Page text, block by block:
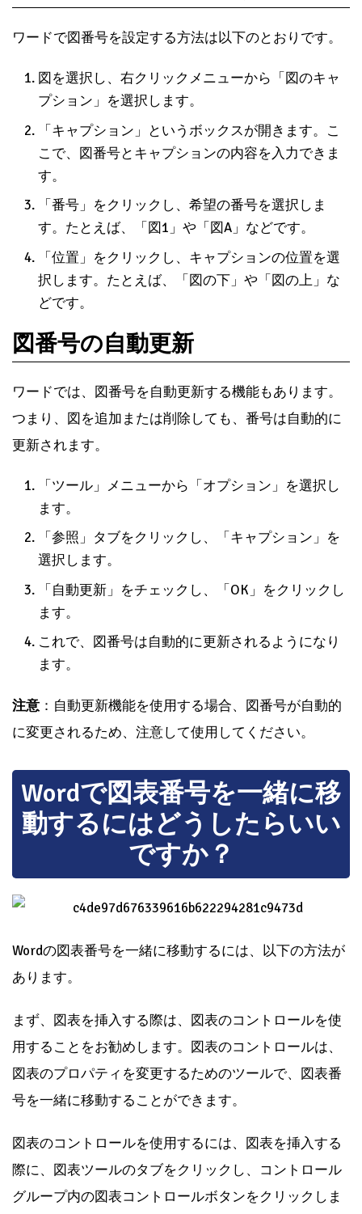
ワードで図番号を設定する方法は以下のとおりです。
図を選択し、右クリックメニューから「図のキャ
プション」を選択します。
「キャプション」というボックスが開きます。こ
こで、図番号とキャプションの内容を入力できま
す。
「番号」をクリックし、希望の番号を選択しま
す。たとえば、「図1」や「図A」などです。
「位置」をクリックし、キャプションの位置を選
択します。たとえば、「図の下」や「図の上」な
どです。
図番号の自動更新
ワードでは、図番号を自動更新する機能もあります。
つまり、図を追加または削除しても、番号は自動的に
更新されます。
「ツール」メニューから「オプション」を選択し
ます。
「参照」タブをクリックし、「キャプション」を
選択します。
「自動更新」をチェックし、「OK」をクリックし
ます。
これで、図番号は自動的に更新されるようになり
ます。
注意 ：自動更新機能を使用する場合、図番号が自動的
に変更されるため、注意して使用してください。
Wordで図表番号を一緒に移
動するにはどうしたらいい
ですか？
Wordの図表番号を一緒に移動するには、以下の方法が
あります。
まず、図表を挿入する際は、図表のコントロールを使
用することをお勧めします。図表のコントロールは、
図表のプロパティを変更するためのツールで、図表番
号を一緒に移動することができます。
図表のコントロールを使用するには、図表を挿入する
際に、図表ツールのタブをクリックし、コントロール
グループ内の図表コントロールボタンをクリックしま